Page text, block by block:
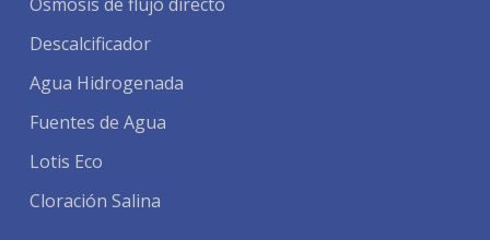
Descalcificador
Agua Hidrogenada
Fuentes de Agua
Lotis Eco
Cloración Salina